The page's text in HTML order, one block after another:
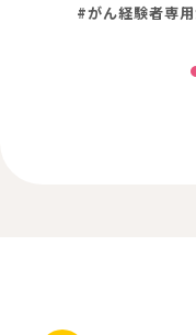
#がん経験者専